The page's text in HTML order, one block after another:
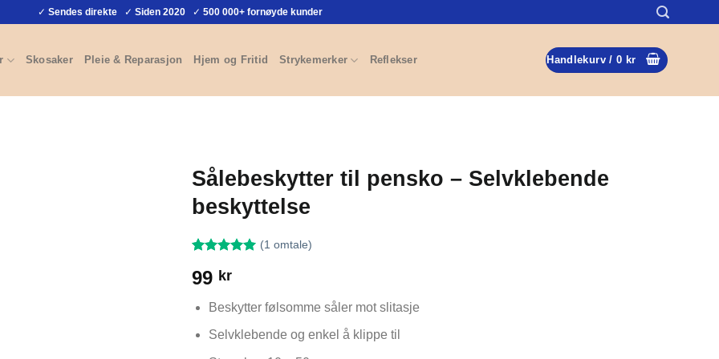
✓ Sendes direkte✓ Siden 2020✓ 500 000+ fornøyde kunder
Skosaker Pleie & Reparasjon Hjem og Fritid Strykemerker Reflekser Handlekurv /0 kr
Sålebeskytter til pensko – Selvklebende
beskyttelse
av 5 basert
på
kundevurdering
(1 omtale)
99 kr
Beskytter følsomme såler mot slitasje
Selvklebende og enkel å klippe til